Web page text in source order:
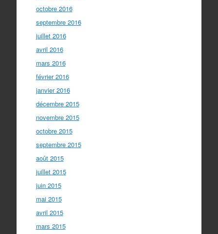
octobre 2016
septembre 2016
juillet 2016
avril 2016
mars 2016
février 2016
janvier 2016
décembre 2015
novembre 2015
octobre 2015
septembre 2015
août 2015
juillet 2015
juin 2015
mai 2015
avril 2015
mars 2015